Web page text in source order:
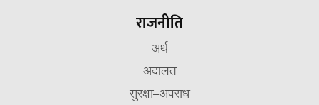
राजनीति
अर्थ
अदालत
सुरक्षा–अपराध